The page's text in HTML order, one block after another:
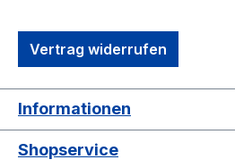
Vertrag widerrufen
Informationen
Shopservice